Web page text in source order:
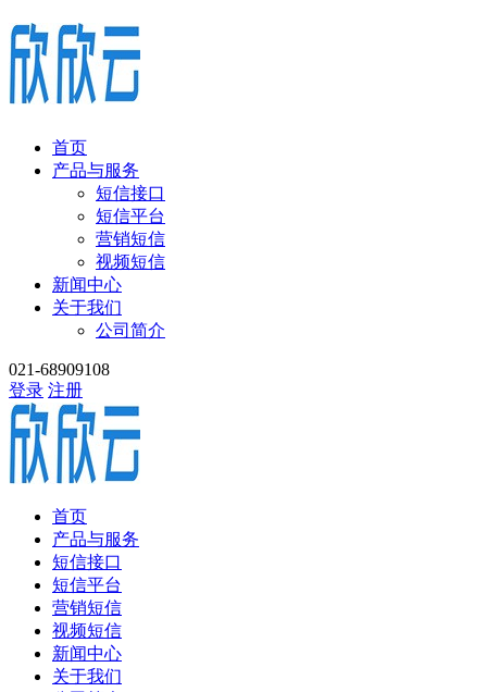
首页
产品与服务
短信接口
短信平台
营销短信
视频短信
新闻中心
关于我们
公司简介
021-68909108
登录 注册
首页
产品与服务
短信接口
短信平台
营销短信
视频短信
新闻中心
关于我们